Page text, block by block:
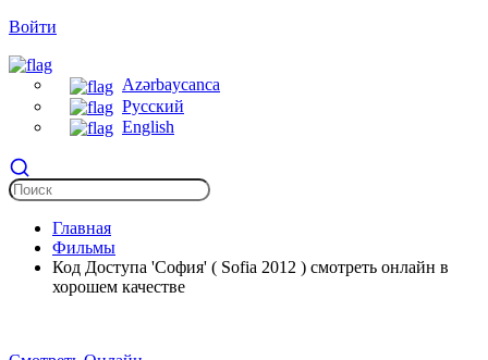
Войти
Azərbaycanca
Русский
English
Главная
Фильмы
Код Доступа 'София' ( Sofia 2012 ) смотреть онлайн в
хорошем качестве